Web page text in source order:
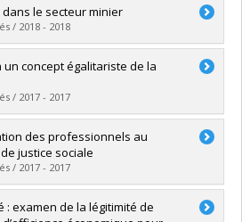
Papyrus
le secteur minier
/ 2018 - 2018
Alexis
Papyrus
concept égalitariste de la
/ 2017 - 2017
Papyrus
des professionnels au
justice sociale
/ 2017 - 2017
: examen de la légitimité de